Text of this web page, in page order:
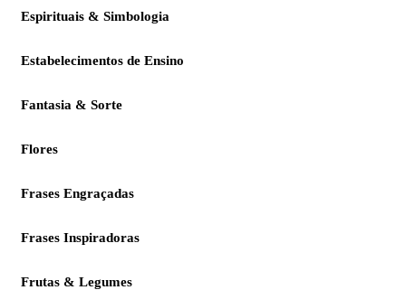
Espirituais & Simbologia
Estabelecimentos de Ensino
Fantasia & Sorte
Flores
Frases Engraçadas
Frases Inspiradoras
Frutas & Legumes